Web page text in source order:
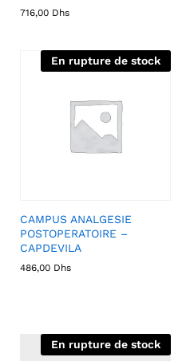
716,00 Dhs
En rupture de stock
CAMPUS ANALGESIE
POSTOPERATOIRE –
CAPDEVILA
486,00 Dhs
En rupture de stock